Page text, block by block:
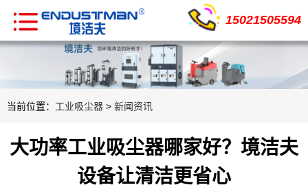
15021505594
当前位置： 工业吸尘器 > 新闻资讯
大功率工业吸尘器哪家好？境洁夫
设备让清洁更省心